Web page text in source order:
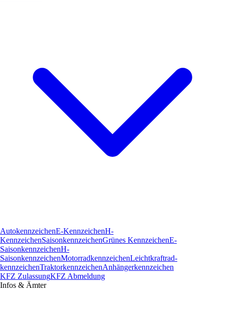
AutokennzeichenE-KennzeichenH-
KennzeichenSaisonkennzeichenGrünes KennzeichenE-
SaisonkennzeichenH-
SaisonkennzeichenMotorradkennzeichenLeichtkraftrad­
kennzeichenTraktorkennzeichenAnhängerkennzeichen
KFZ ZulassungKFZ Abmeldung
Infos & Ämter